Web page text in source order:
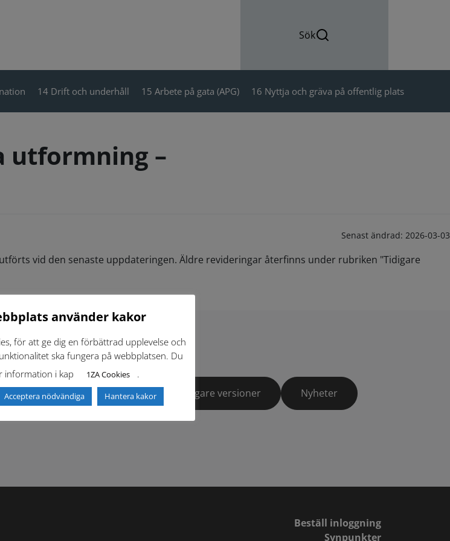
Sök
14 Drift och underhåll 15 Arbete på gata (APG) 16 Nyttja och gräva på offentlig plats
utformning –
Senast ändrad: 2026-03-03
vid den senaste uppdateringen. Äldre revideringar återfinns under rubriken "Tidigare
Kontaktlista Tidigare versioner Nyheter
Beställ inloggning
Synpunkter
använder kakor
för att ge dig en förbättrad upplevelse och
ska fungera på webbplatsen. Du
information i kap
1ZA Cookies .
Acceptera nödvändiga Hantera kakor